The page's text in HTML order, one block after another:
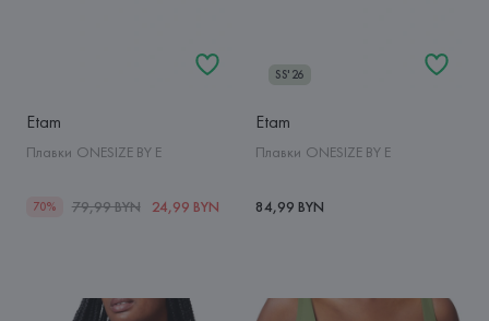
Etam
Плавки ONESIZE BY E
70% 79,99 BYN 24,99 BYN
SS'26
Etam
Плавки ONESIZE BY E
84,99 BYN